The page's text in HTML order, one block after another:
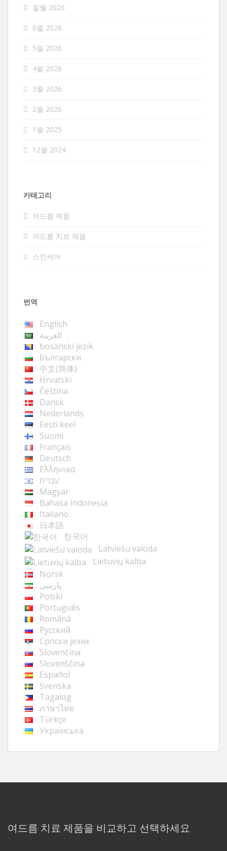
칠월 2026
6월 2026
5월 2026
4월 2026
3월 2026
2월 2026
1월 2025
12월 2024
카테고리
여드름 제품
여드름 치료 제품
스킨케어
번역
English
العربية
bosanski jezik
Български
中文(简体)
Hrvatski
Čeština
Dansk
Nederlands
Eesti keel
Suomi
Français
Deutsch
Ελληνικά
עברית
Magyar
Bahasa Indonesia
Italiano
日本語
한국어
Latviešu valoda
Lietuvių kalba
Norsk
پارسی
Polski
Português
Română
Русский
Cрпски језик
Slovenčina
Slovenščina
Español
Svenska
Tagalog
ภาษาไทย
Türkçe
Українська
여드름 치료 제품을 비교하고 선택하세요